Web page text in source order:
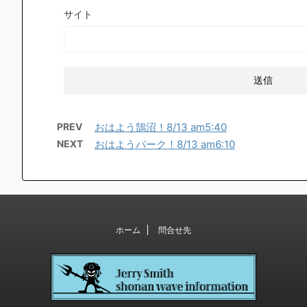
サイト
PREV おはよう鵠沼！8/13 am5:40
NEXT おはようパーク！8/13 am6:10
ホーム 問合せ先